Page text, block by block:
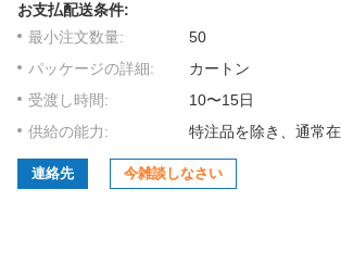
お支払配送条件:
最小注文数量:
50
パッケージの詳細:
カートン
受渡し時間:
10〜15日
供給の能力:
特注品を除き、通常
連絡先 今雑談しなさい